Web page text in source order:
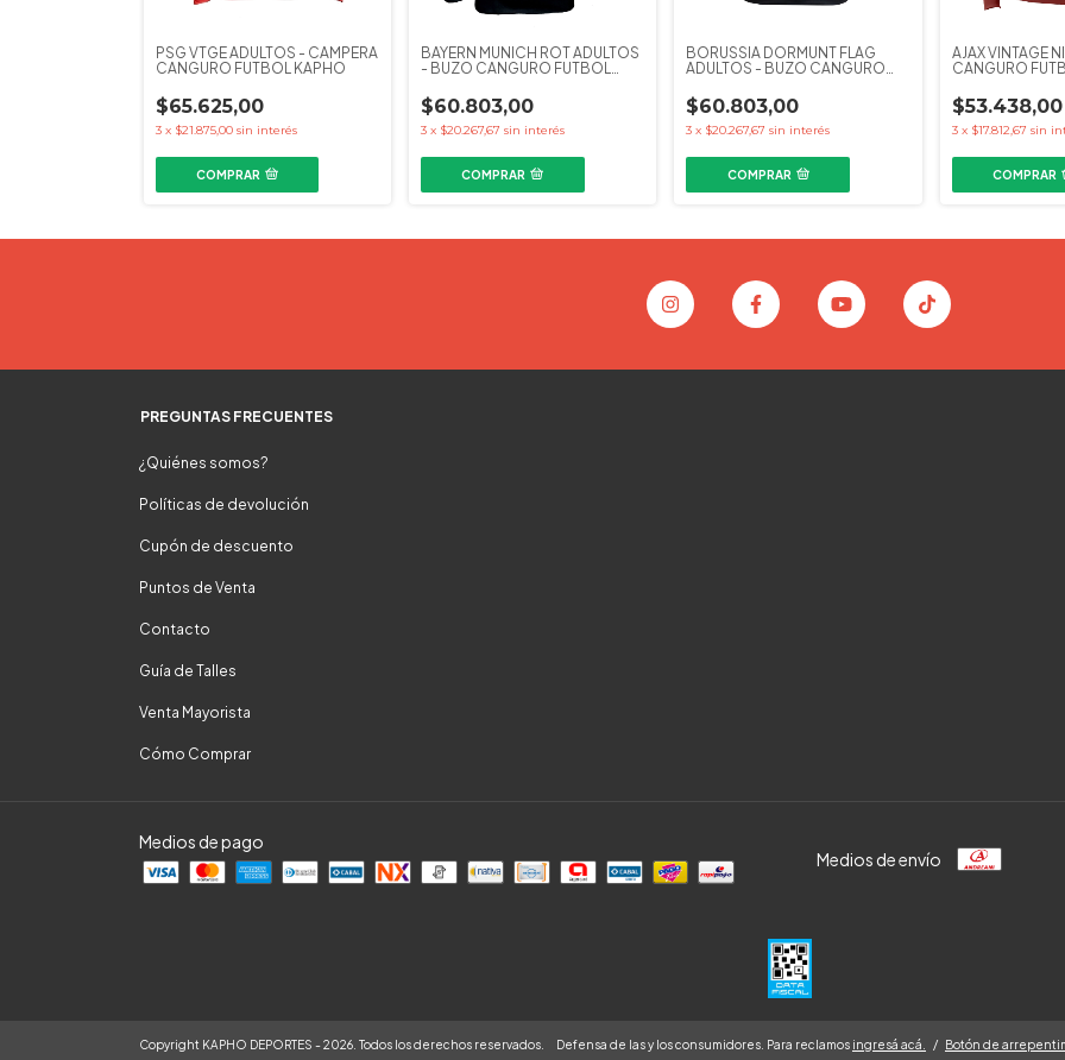
PSG VTGE ADULTOS - CAMPERA
CANGURO FUTBOL KAPHO
$65.625,00
3 x $21.875,00 sin interés
COMPRAR
BAYERN MUNICH ROT ADULTOS
- BUZO CANGURO FUTBOL
$60.803,00
3 x $20.267,67 sin interés
COMPRAR
BORUSSIA DORMUNT FLAG
ADULTOS - BUZO CANGURO
$60.803,00
3 x $20.267,67 sin interés
COMPRAR
AJAX VINTAGE
CANGURO
$53.438,00
3 x $17.812,67 sin
COMPRAR
PREGUNTAS FRECUENTES
¿Quiénes somos?
Políticas de devolución
Cupón de descuento
Puntos de Venta
Contacto
Guía de Talles
Venta Mayorista
Cómo Comprar
Medios de pago
Medios de envío
Copyright KAPHO DEPORTES - 2026. Todos los derechos reservados. Defensa de las y los consumidores. Para reclamos ingresá acá. / Botón de